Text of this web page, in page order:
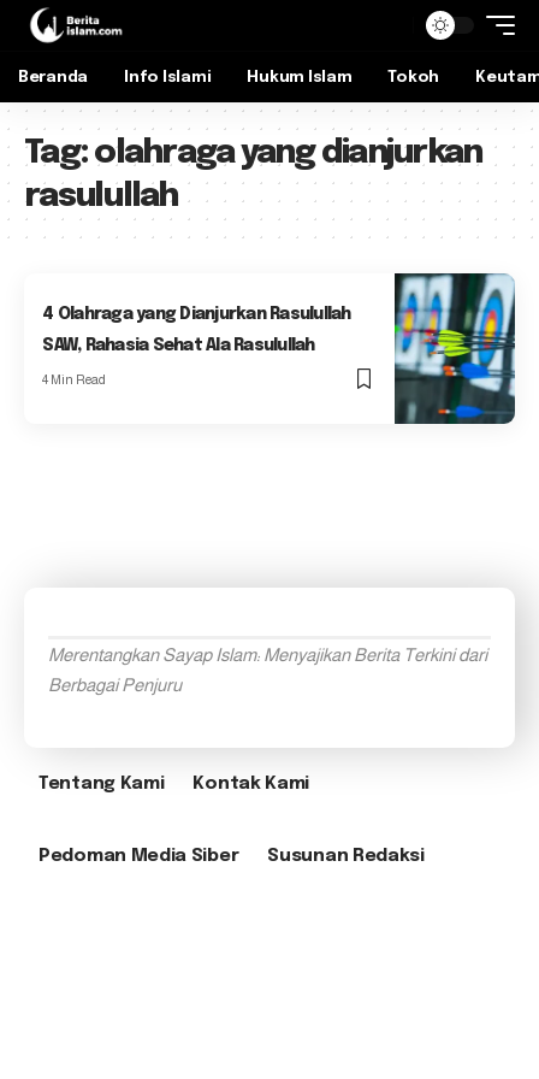
Beranda Info Islami Hukum Islam Tokoh
Tag: olahraga yang dianjurkan
rasulullah
4 Olahraga yang Dianjurkan Rasulullah
SAW, Rahasia Sehat Ala Rasulullah
4 Min Read
Merentangkan Sayap Islam: Menyajikan Berita Terkini dari
Berbagai Penjuru
Tentang Kami Kontak Kami
Pedoman Media Siber Susunan Redaksi